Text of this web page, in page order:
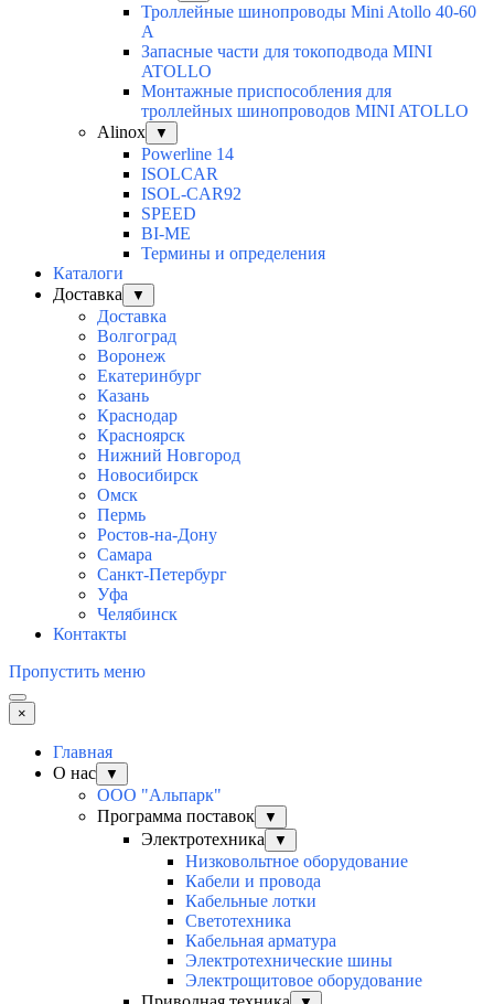
Троллейные шинопроводы Mini Atollo 40-60
А
Запасные части для токоподвода MINI
ATOLLO
Монтажные приспособления для
троллейных шинопроводов MINI ATOLLO
Alinox
▼
Powerline 14
ISOLCAR
ISOL-CAR92
SPEED
BI-ME
Термины и определения
Каталоги
Доставка
▼
Доставка
Волгоград
Воронеж
Екатеринбург
Казань
Краснодар
Красноярск
Нижний Новгород
Новосибирск
Омск
Пермь
Ростов-на-Дону
Самара
Санкт-Петербург
Уфа
Челябинск
Контакты
Пропустить меню
×
Главная
О нас
▼
ООО "Альпарк"
Программа поставок
▼
Электротехника ▼
Низковольтное оборудование
Кабели и провода
Кабельные лотки
Светотехника
Кабельная арматура
Электротехнические шины
Электрощитовое оборудование